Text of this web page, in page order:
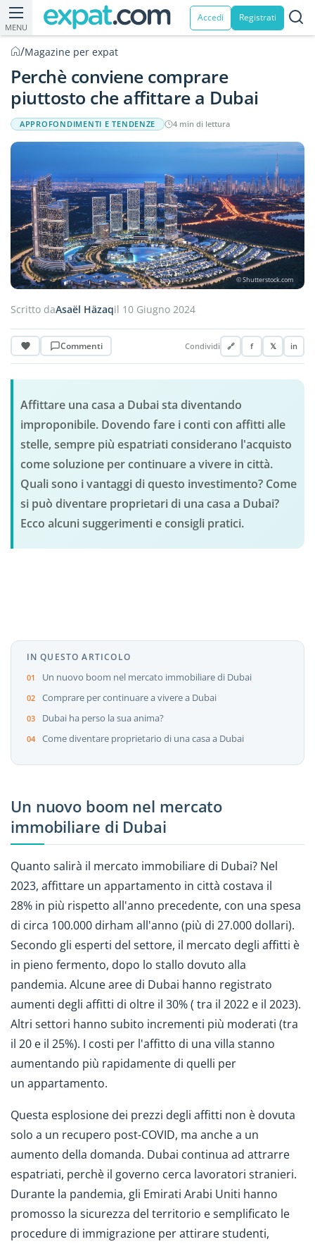
MENU
Accedi Registrati
/Magazine per expat
Perchè conviene comprare
piuttosto che affittare a Dubai
APPROFONDIMENTI E TENDENZE 4 min di lettura
© Shutterstock.com
Scritto daAsaël Häzaqil 10 Giugno 2024
Commenti Condividi 🔗 f 𝕏 in
Affittare una casa a Dubai sta diventando
improponibile. Dovendo fare i conti con affitti alle
stelle, sempre più espatriati considerano l'acquisto
come soluzione per continuare a vivere in città.
Quali sono i vantaggi di questo investimento? Come
si può diventare proprietari di una casa a Dubai?
Ecco alcuni suggerimenti e consigli pratici.
IN QUESTO ARTICOLO
Un nuovo boom nel mercato immobiliare di Dubai
Comprare per continuare a vivere a Dubai
Dubai ha perso la sua anima?
Come diventare proprietario di una casa a Dubai
Un nuovo boom nel mercato
immobiliare di Dubai
Quanto salirà il mercato immobiliare di Dubai? Nel
2023, affittare un appartamento in città costava il
28% in più rispetto all'anno precedente, con una spesa
di circa 100.000 dirham all'anno (più di 27.000 dollari).
Secondo gli esperti del settore, il mercato degli affitti è
in pieno fermento, dopo lo stallo dovuto alla
pandemia. Alcune aree di Dubai hanno registrato
aumenti degli affitti di oltre il 30% ( tra il 2022 e il 2023).
Altri settori hanno subito incrementi più moderati (tra
il 20 e il 25%). I costi per l'affitto di una villa stanno
aumentando più rapidamente di quelli per
un appartamento.
Questa esplosione dei prezzi degli affitti non è dovuta
solo a un recupero post-COVID, ma anche a un
aumento della domanda. Dubai continua ad attrarre
espatriati, perchè il governo cerca lavoratori stranieri.
Durante la pandemia, gli Emirati Arabi Uniti hanno
promosso la sicurezza del territorio e semplificato le
procedure di immigrazione per attirare studenti,